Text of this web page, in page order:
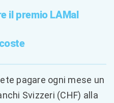
il premio LAMal
pagare ogni mese un
Svizzeri (CHF) alla